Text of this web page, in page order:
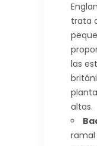
trata
las
altas.
ramal